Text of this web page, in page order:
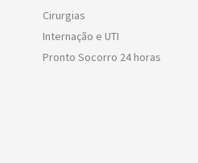
Cirurgias
Internação e UTI
Pronto Socorro 24 horas